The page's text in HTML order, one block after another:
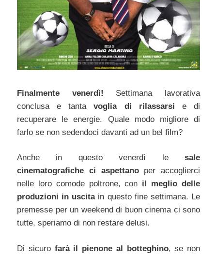
Finalmente venerdì! Settimana lavorativa
conclusa e tantavoglia di rilassarsi e di
recuperare le energie. Quale modo migliore di
farlo se non sedendoci davanti ad un bel film?
Anche in questo venerdì le sale
cinematografiche ci aspettano per accoglierci
nelle loro comode poltrone, con il meglio delle
produzioni in uscita in questo fine settimana. Le
premesse per un weekend di buon cinema ci sono
tutte, speriamo di non restare delusi.
Di sicuro farà il pienone al botteghino, se non